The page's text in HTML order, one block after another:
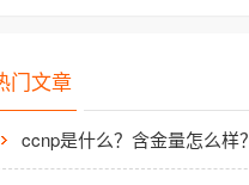
门文章
ccnp是什么？含金量怎么样？